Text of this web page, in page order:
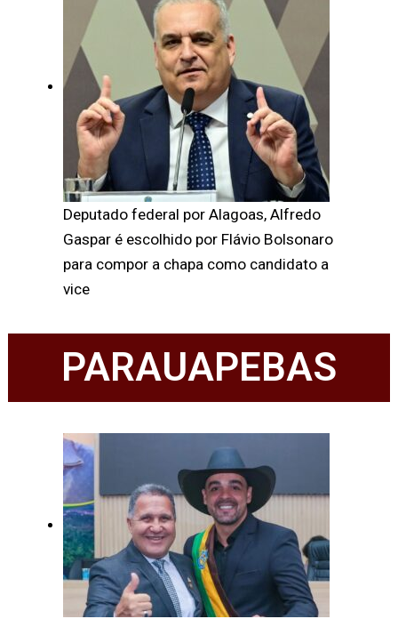
Deputado federal por Alagoas, Alfredo
Gaspar é escolhido por Flávio Bolsonaro
para compor a chapa como candidato a
vice
PARAUAPEBAS